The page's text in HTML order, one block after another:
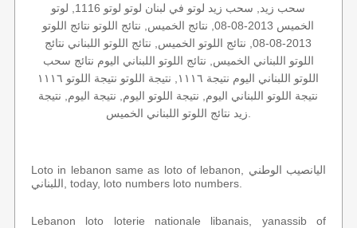
سحب زيد, سحب زيد لوتو في لبنان لوتو لوتو 1116, لوتو
الخميس 2013-08-08, نتائج الخميس, نتائج اللوتو نتائج اللوتو
2013-08-08, نتائج اللوتو الخميس, نتائج اللوتو اللبناني نتائج
اللوتو اللبناني الخميس, نتائج اللوتو اللبناني اليوم نتائج سحب
اللوتو اللبناني اليوم نتيجة ١١١٦, نتيجة اللوتو نتيجة اللوتو ١١١٦
نتيجة اللوتو اللبناني اليوم, نتيجة اللوتو اليوم, نتيجة اليوم, نتيجة
Loto in lebanon same as loto of lebanon, اليانصيب الوطني
اللبناني, today, loto numbers loto numbers.
Lebanon loto loterie nationale libanais, yanassib of